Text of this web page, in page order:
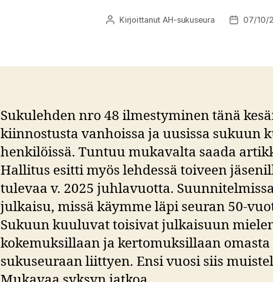
Kirjoittaja
Kirjoittanut AH-sukuseura 07/10/
Sukulehden nro 48 ilmestyminen tänä
kiinnostusta vanhoissa ja uusissa sukuun
henkilöissä. Tuntuu mukavalta saada
Hallitus esitti myös lehdessä toiveen
tulevaa v. 2025 juhlavuotta.
julkaisu, missä käymme läpi seuran 50-
Sukuun kuuluvat toisivat julkaisuun
kokemuksillaan ja kertomuksillaan omasta
sukuseuraan liittyen. Ensi vuosi siis